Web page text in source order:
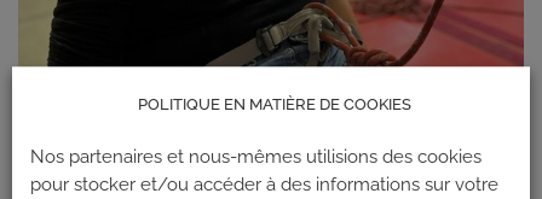
POLITIQUE EN MATIÈRE DE COOKIES
Nos partenaires et nous-mêmes utilisions des cookies
pour stocker et/ou accéder à des informations sur votre